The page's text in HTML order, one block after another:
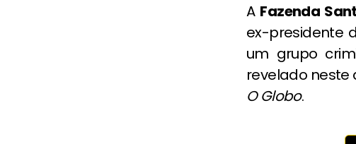
A Fazenda
ex-presidente
um grupo
revelado neste
O Globo.